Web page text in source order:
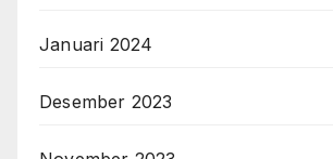
Januari 2024
Desember 2023